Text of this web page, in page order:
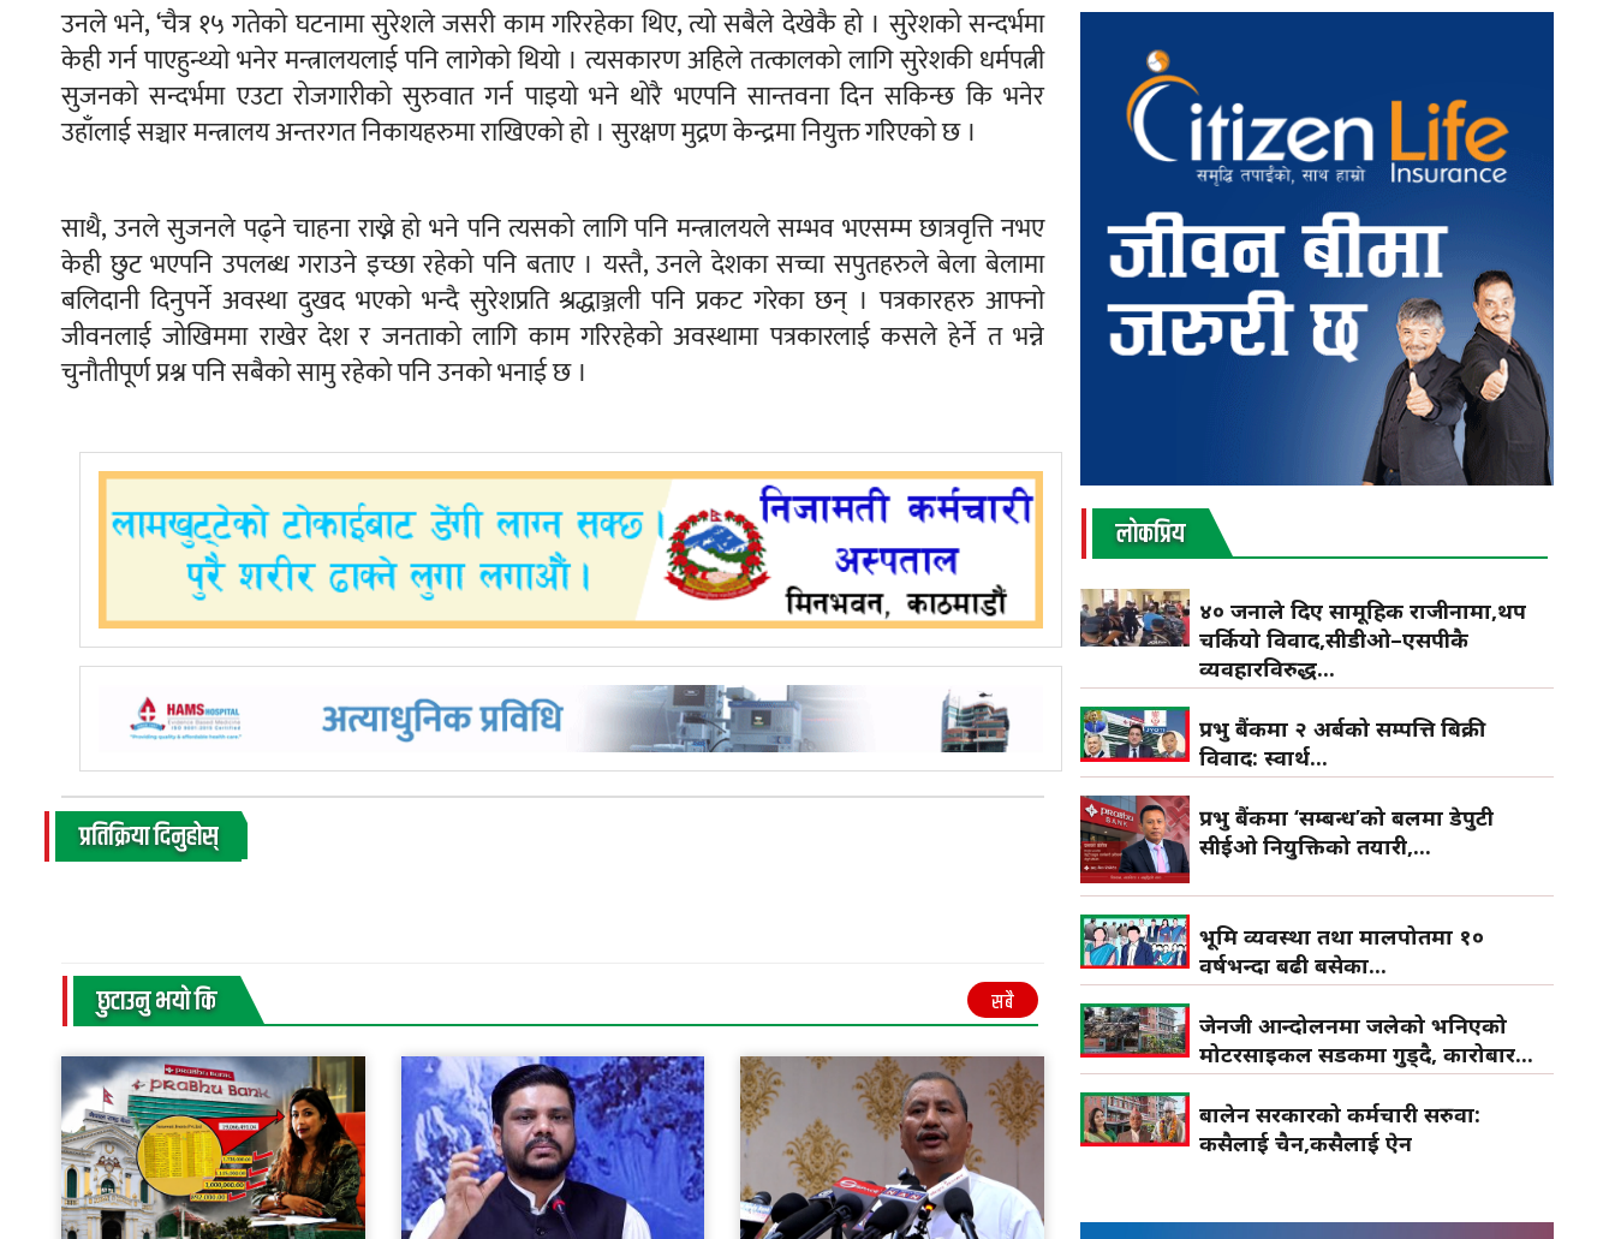
उनले भने, ‘चैत्र १५ गतेको घटनामा सुरेशले जसरी काम गरिरहेका थिए, त्यो सबैले देखेकै हो । सुरेशको सन्दर्भमा
केही गर्न पाएहुन्थ्यो भनेर मन्त्रालयलाई पनि लागेको थियो । त्यसकारण अहिले तत्कालको लागि सुरेशकी धर्मपत्नी
सुजनको सन्दर्भमा एउटा रोजगारीको सुरुवात गर्न पाइयो भने थोरै भएपनि सान्तवना दिन सकिन्छ कि भनेर
उहाँलाई सञ्चार मन्त्रालय अन्तरगत निकायहरुमा राखिएको हो । सुरक्षण मुद्रण केन्द्रमा नियुक्त गरिएको छ ।
साथै, उनले सुजनले पढ्ने चाहना राख्ने हो भने पनि त्यसको लागि पनि मन्त्रालयले सम्भव भएसम्म छात्रवृत्ति नभए
केही छुट भएपनि उपलब्ध गराउने इच्छा रहेको पनि बताए । यस्तै, उनले देशका सच्चा सपुतहरुले बेला बेलामा
बलिदानी दिनुपर्ने अवस्था दुखद भएको भन्दै सुरेशप्रति श्रद्धाञ्जली पनि प्रकट गरेका छन् । पत्रकारहरु आफ्नो
जीवनलाई जोखिममा राखेर देश र जनताको लागि काम गरिरहेको अवस्थामा पत्रकारलाई कसले हेर्ने त भन्ने
चुनौतीपूर्ण प्रश्न पनि सबैको सामु रहेको पनि उनको भनाई छ ।
प्रतिक्रिया दिनुहोस्
छुटाउनु भयाे कि सबै
लाेकप्रिय
४० जनाले दिए सामूहिक राजीनामा,थप
चर्कियो विवाद,सीडीओ–एसपीकै
व्यवहारविरुद्ध...
प्रभु बैंकमा २ अर्बको सम्पत्ति बिक्री
विवाद: स्वार्थ...
प्रभु बैंकमा ‘सम्बन्ध’को बलमा डेपुटी
सीईओ नियुक्तिको तयारी,...
भूमि व्यवस्था तथा मालपोतमा १०
वर्षभन्दा बढी बसेका...
जेनजी आन्दोलनमा जलेको भनिएको
मोटरसाइकल सडकमा गुड्दै, कारोबार...
बालेन सरकारको कर्मचारी सरुवा:
कसैलाई चैन,कसैलाई ऐन